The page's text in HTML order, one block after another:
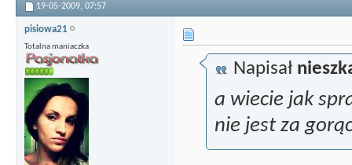
19-05-2009, 07:57
pisiowa21
Totalna maniaczka
Napisał
a wiecie jak
nie jest za